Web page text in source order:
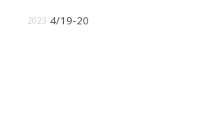
2023 4/19-20